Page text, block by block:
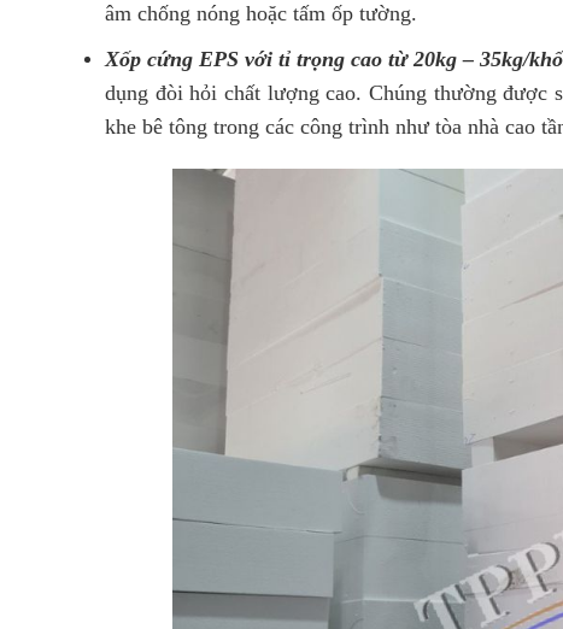
âm chống nóng hoặc tấm ốp tường.
Xốp cứng EPS với tỉ trọng cao từ 20kg – 35kg/
dụng đòi hỏi chất lượng cao. Chúng thường được
khe bê tông trong các công trình như tòa nhà cao